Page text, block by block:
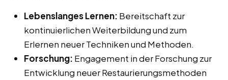
Lebenslanges Lernen: Bereitschaft zur
kontinuierlichen Weiterbildung und zum
Erlernen neuer Techniken und Methoden.
Forschung: Engagement in der Forschung zur
Entwicklung neuer Restaurierungsmethoden